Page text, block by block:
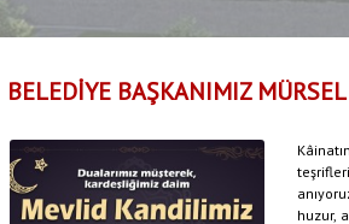
BELEDİYE BAŞKANIMIZ
huzur,